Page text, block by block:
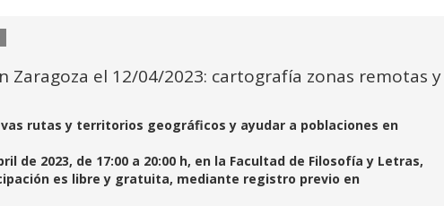
Zaragoza el 12/04/2023: cartografía zonas remotas y
rutas y territorios geográficos y ayudar a poblaciones en
de 2023, de 17:00 a 20:00 h, en la Facultad de Filosofía y Letras,
es libre y gratuita, mediante registro previo en